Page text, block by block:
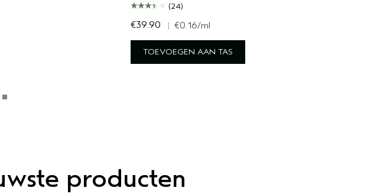
(24)
€39.90 | €0.16/ml
TOEVOEGEN AAN TAS
producten